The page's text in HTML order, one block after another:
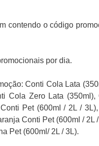
contendo o código
por dia.
Conti Cola Lata
Cola Zero Lata
Pet (600ml / 2L /
Conti Pet (600ml / 2L
Pet (600ml/ 2L / 3L).